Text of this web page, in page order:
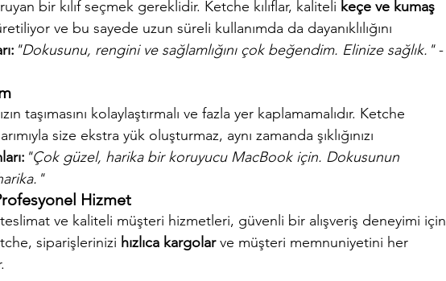
bir kılıf seçmek gereklidir. Ketche kılıflar, kaliteli keçe ve kumaş
ve bu sayede uzun süreli kullanımda da dayanıklılığını
"Dokusunu, rengini ve sağlamlığını çok beğendim. Elinize sağlık." -
taşımasını kolaylaştırmalı ve fazla yer kaplamamalıdır. Ketche
size ekstra yük oluşturmaz, aynı zamanda şıklığınızı
"Çok güzel, harika bir koruyucu MacBook için. Dokusunun
Hizmet
teslimat ve kaliteli müşteri hizmetleri, güvenli bir alışveriş deneyimi için
siparişlerinizi hızlıca kargolar ve müşteri memnuniyetini her